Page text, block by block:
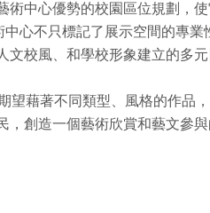
術中心優勢的校園區位規劃，
心不只標記了展示空間的專
校風、和學校形象建立的多元
望藉著不同類型、風格的作品
創造一個藝術欣賞和藝文參與